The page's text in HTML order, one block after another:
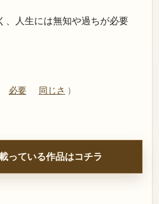
、人生には無知や過ちが必要
必要 同じさ ）
っている作品はコチラ